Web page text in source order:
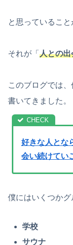
と思っていること
それが「 人との出
このブログでは
書いてきました。
好きな人とな
会い続けてい
僕にはいくつかグ
学校
サウナ